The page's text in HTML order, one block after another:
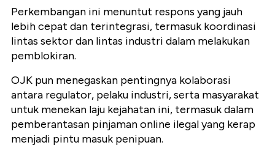
Perkembangan ini menuntut respons yang jauh
lebih cepat dan terintegrasi, termasuk koordinasi
lintas sektor dan lintas industri dalam melakukan
pemblokiran.
OJK pun menegaskan pentingnya kolaborasi
antara regulator, pelaku industri, serta masyarakat
untuk menekan laju kejahatan ini, termasuk dalam
pemberantasan pinjaman online ilegal yang kerap
menjadi pintu masuk penipuan.